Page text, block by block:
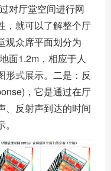
对厅堂空间进行网
，就可以了解整个厅
观众席平面划分为
面1.2m，相应于人
形式展示。二是：反
，它是通过在厅
、反射声到达的时间